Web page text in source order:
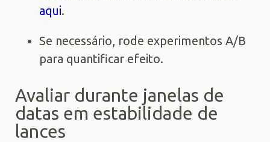
aqui.
Se necessário, rode experimentos A/B
para quantificar efeito.
Avaliar durante janelas de
datas em estabilidade de
lances